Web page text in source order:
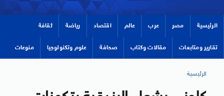
الرئيسية مصر عرب عالم اقتصاد رياضة ثقافة
تقارير ومتابعات مقالات وكتاب صحافة علوم وتكنولوجيا منوعات
الرئيسية